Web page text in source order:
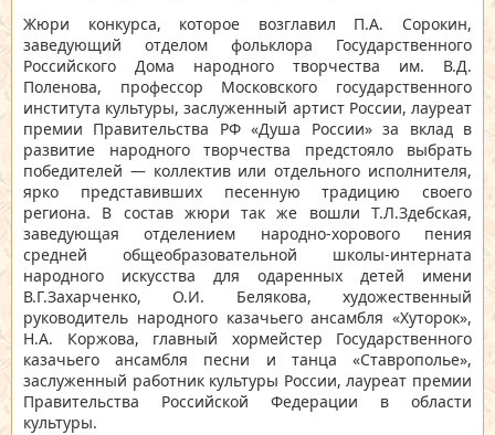
Жюри конкурса, которое возглавил П.А. Сорокин,
заведующий отделом фольклора Государственного
Российского Дома народного творчества им. В.Д.
Поленова, профессор Московского государственного
института культуры, заслуженный артист России, лауреат
премии Правительства РФ «Душа России» за вклад в
развитие народного творчества предстояло выбрать
победителей — коллектив или отдельного исполнителя,
ярко представивших песенную традицию своего
региона. В состав жюри так же вошли Т.Л.Здебская,
заведующая отделением народно-хорового пения
средней общеобразовательной школы-интерната
народного искусства для одаренных детей имени
В.Г.Захарченко, О.И. Белякова, художественный
руководитель народного казачьего ансамбля «Хуторок»,
Н.А. Коржова, главный хормейстер Государственного
казачьего ансамбля песни и танца «Ставрополье»,
заслуженный работник культуры России, лауреат премии
Правительства Российской Федерации в области
культуры.